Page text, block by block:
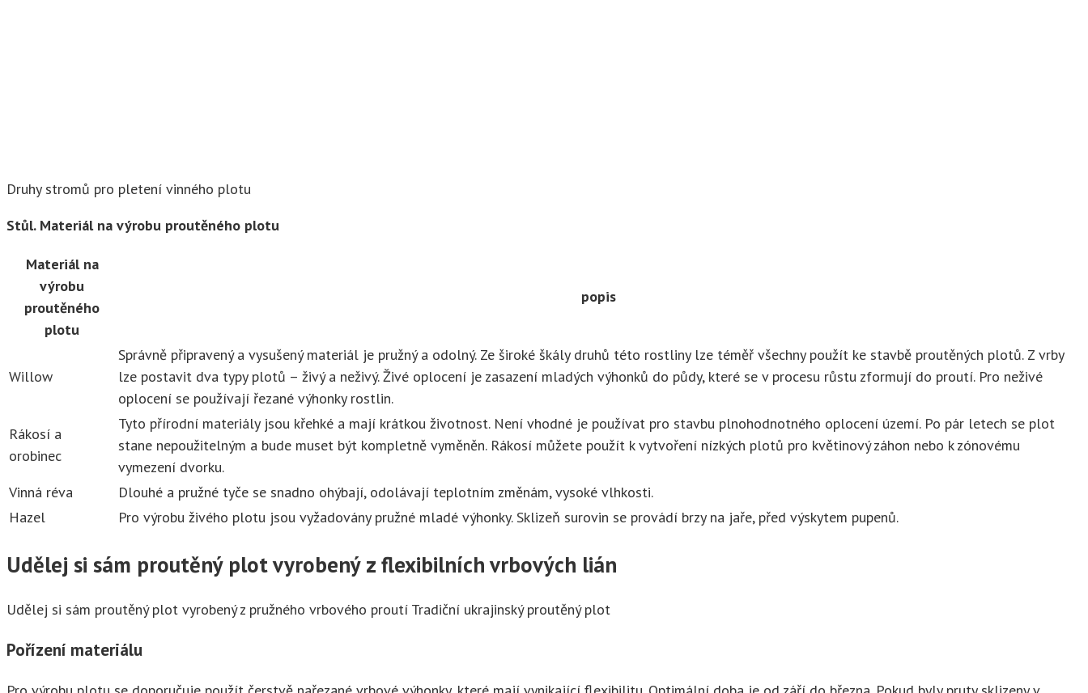
Druhy stromů pro pletení vinného plotu
Stůl. Materiál na výrobu proutěného plotu
Materiál na
výrobu
proutěného
plotu
popis
Willow
Správně připravený a vysušený materiál je pružný a odolný. Ze široké škály druhů této rostliny lze téměř všechny použít ke stavbě proutěných plotů. Z vrby
lze postavit dva typy plotů – živý a neživý. Živé oplocení je zasazení mladých výhonků do půdy, které se v procesu růstu zformují do proutí. Pro neživé
oplocení se používají řezané výhonky rostlin.
Rákosí a
orobinec
Tyto přírodní materiály jsou křehké a mají krátkou životnost. Není vhodné je používat pro stavbu plnohodnotného oplocení území. Po pár letech se plot
stane nepoužitelným a bude muset být kompletně vyměněn. Rákosí můžete použít k vytvoření nízkých plotů pro květinový záhon nebo k zónovému
vymezení dvorku.
Vinná réva
Dlouhé a pružné tyče se snadno ohýbají, odolávají teplotním změnám, vysoké vlhkosti.
Hazel
Pro výrobu živého plotu jsou vyžadovány pružné mladé výhonky. Sklizeň surovin se provádí brzy na jaře, před výskytem pupenů.
Udělej si sám proutěný plot vyrobený z flexibilních vrbových lián
Udělej si sám proutěný plot vyrobený z pružného vrbového proutí Tradiční ukrajinský proutěný plot
Pořízení materiálu